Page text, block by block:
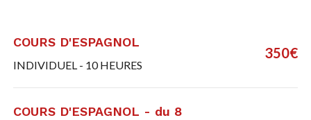
COURS D'ESPAGNOL
INDIVIDUEL - 10 HEURES
350€
COURS D'ESPAGNOL - du 8